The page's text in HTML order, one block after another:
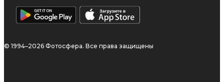
© 1994–2026 Фотосфера. Все права защищены